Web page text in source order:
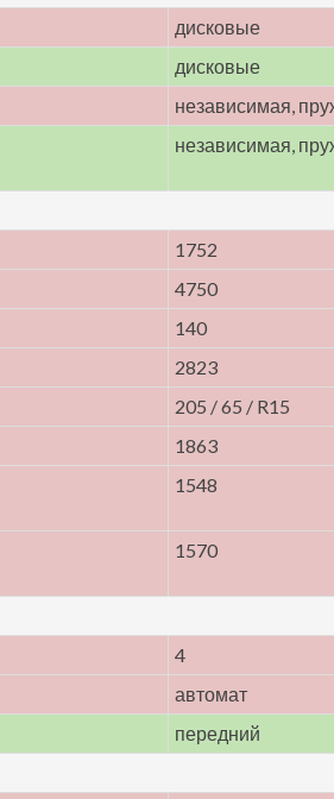
дисковые
дисковые
независимая,
независимая,
1752
4750
140
2823
205 / 65 / R15
1863
1548
1570
4
автомат
передний